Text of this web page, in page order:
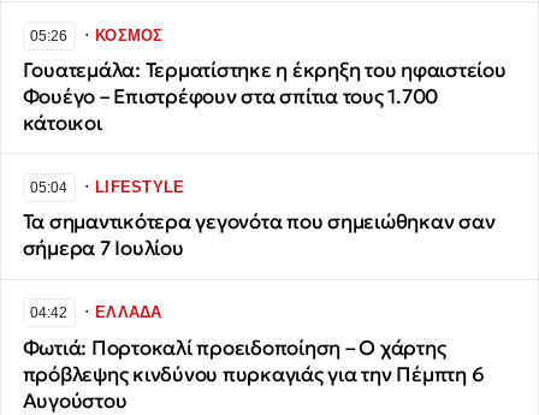
05:26 ∙ΚΟΣΜΟΣ
Γουατεμάλα: Τερματίστηκε η έκρηξη του ηφαιστείου
Φουέγο – Επιστρέφουν στα σπίτια τους 1.700
κάτοικοι
05:04 ∙LIFESTYLE
Τα σημαντικότερα γεγονότα που σημειώθηκαν σαν
σήμερα 7 Ιουλίου
04:42 ∙ΕΛΛΑΔΑ
Φωτιά: Πορτοκαλί προειδοποίηση – Ο χάρτης
πρόβλεψης κινδύνου πυρκαγιάς για την Πέμπτη 6
Αυγούστου